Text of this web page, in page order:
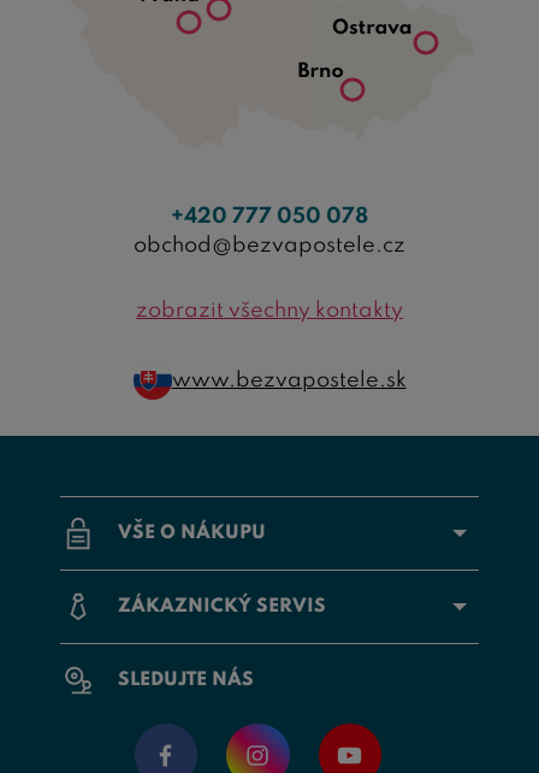
VŠE O NÁKUPU
ZÁKAZNICKÝ SERVIS
SLEDUJTE NÁS
+420 777 050 078
obchod@bezvapostele.cz
zobrazit všechny kontakty
www.bezvapostele.sk